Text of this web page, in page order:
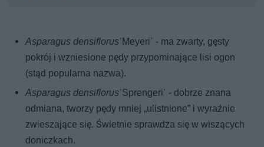
Asparagus densiflorusˈMeyeriˈ - ma zwarty, gęsty
pokrój i wzniesione pędy przypominające lisi ogon
(stąd popularna nazwa).
Asparagus densiflorusˈSprengeriˈ - dobrze znana
odmiana, tworzy pędy mniej „ulistnione” i wyraźnie
zwieszające się. Świetnie sprawdza się w wiszących
doniczkach.